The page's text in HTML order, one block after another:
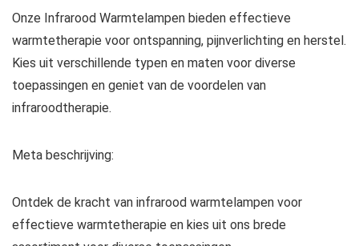
Onze Infrarood Warmtelampen bieden effectieve
warmtetherapie voor ontspanning, pijnverlichting en herstel.
Kies uit verschillende typen en maten voor diverse
toepassingen en geniet van de voordelen van
infraroodtherapie.
Meta beschrijving:
Ontdek de kracht van infrarood warmtelampen voor
effectieve warmtetherapie en kies uit ons brede